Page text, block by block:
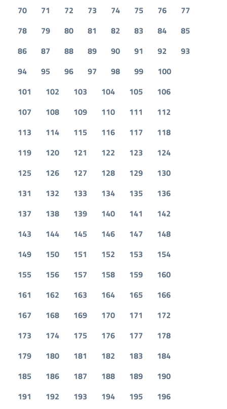
70
71 72 73 74 75 76
77
78
79 80 81 82 83 84
85
86
87 88 89 90 91 92
93
94
95 96 97 98 99
100
101
102 103 104 105
106
107
108 109 110 111
112
113
114 115 116 117
118
119
120 121 122 123
124
125
126 127 128 129
130
131
132 133 134 135
136
137
138 139 140 141
142
143
144 145 146 147
148
149
150 151 152 153
154
155
156 157 158 159
160
161
162 163 164 165
166
167
168 169 170 171
172
173
174 175 176 177
178
179
180 181 182 183
184
185
186 187 188 189
190
191
192 193 194 195 196